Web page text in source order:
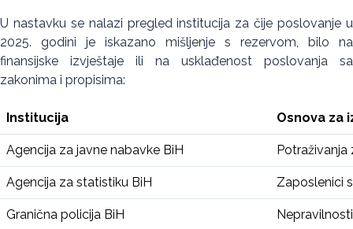
U nastavku se nalazi pregled institucija za čije poslovanje u
2025. godini je iskazano mišljenje s rezervom, bilo na
finansijske izvještaje ili na usklađenost poslovanja sa
zakonima i propisima:
Institucija Osnova za
Agencija za javne nabavke BiH Potraživanja
Agencija za statistiku BiH Zaposlenici
Granična policija BiH